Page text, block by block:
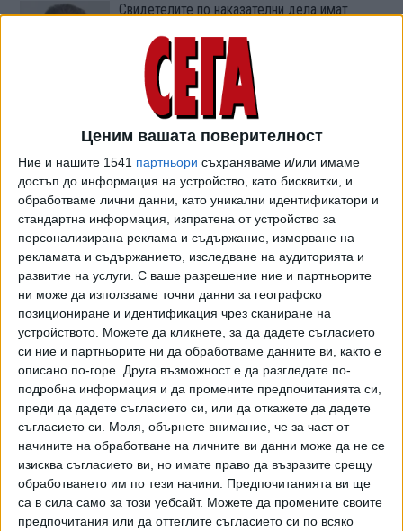
Ценим вашата поверителност
Ние и нашите 1541 партньори съхраняваме и/или имаме
достъп до информация на устройство, като бисквитки, и
обработваме лични данни, като уникални идентификатори и
стандартна информация, изпратена от устройство за
персонализирана реклама и съдържание, измерване на
рекламата и съдържанието, изследване на аудиторията и
развитие на услуги. С ваше разрешение ние и партньорите
ни може да използваме точни данни за географско
позициониране и идентификация чрез сканиране на
устройството. Можете да кликнете, за да дадете съгласието
си ние и партньорите ни да обработваме данните ви, както е
описано по-горе. Друга възможност е да разгледате по-
подробна информация и да промените предпочитанията си,
преди да дадете съгласието си, или да откажете да дадете
съгласието си.
Моля, обърнете внимание, че за част от
начините на обработване на личните ви данни може да не се
изисква съгласието ви, но имате право да възразите срещу
обработването им по тези начини. Предпочитанията ви ще
са в сила само за този уебсайт. Можете да промените своите
предпочитания или да оттеглите съгласието си по всяко
Свидетелите по наказателни дела имат
06 Ноем. 2020
ЕСПЧ: Прокурорското задържане за 72 часа
трябва да е обжалваемо
И с брак, и без брак родителите имат
задължения към децата
02 Окт. 2020
Кирилов посъветва длъжниците да си
научат правата
10 Май 2020 Обновена
Русия се скара с Япония за Чебурашка
28 Апр. 2020
Руска ученичка ще заснеме разказ на
Стивън Кинг срещу $1